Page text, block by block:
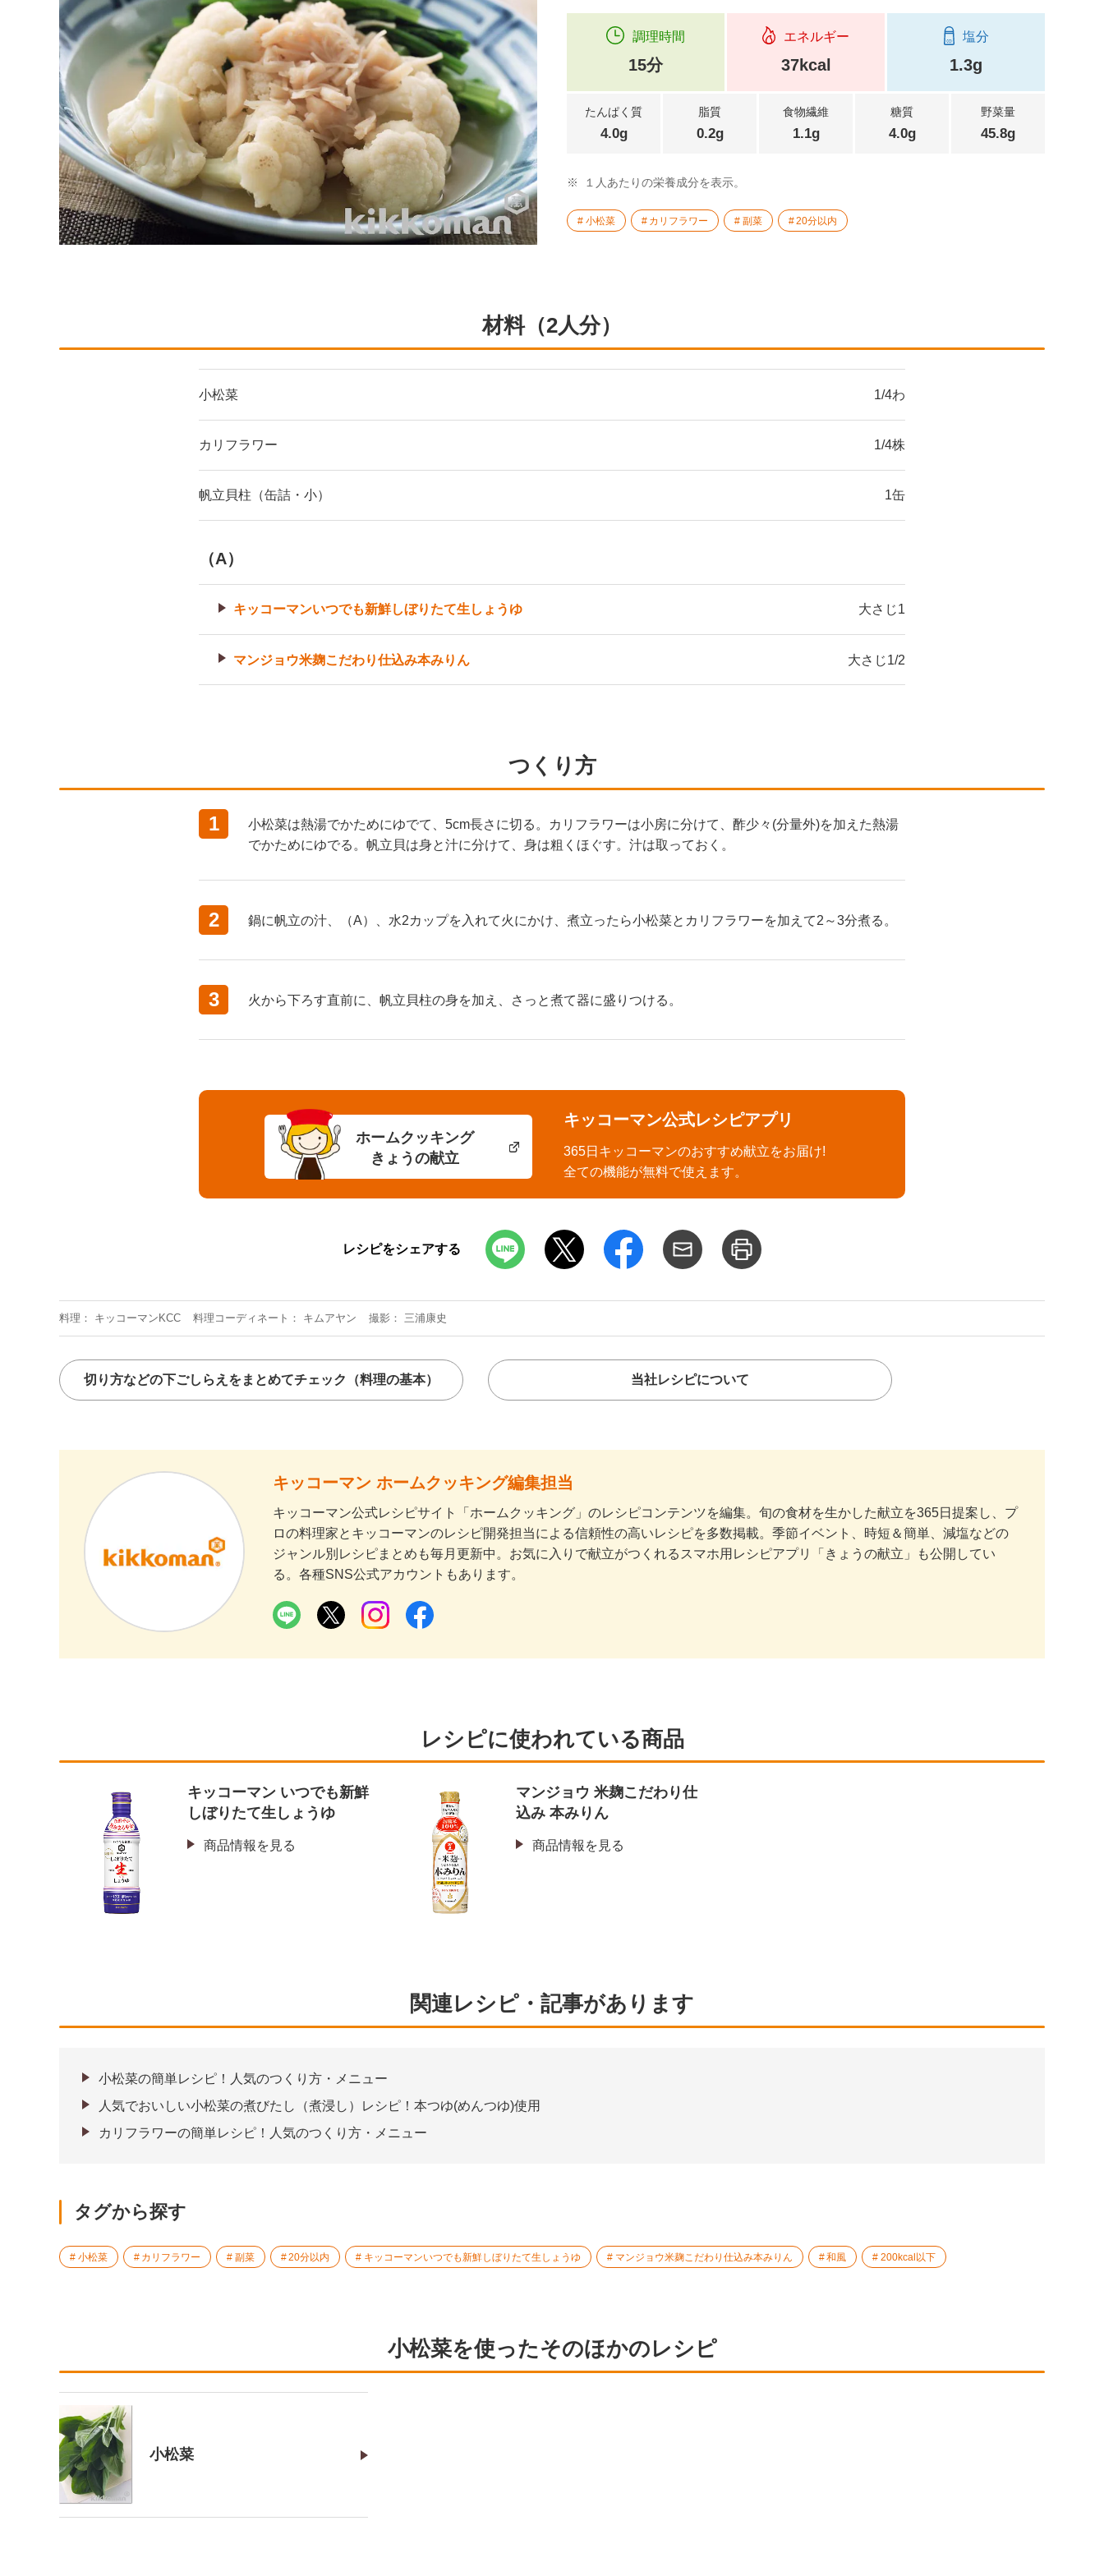
調理時間
15分
エネルギー
37kcal
塩分
1.3g
たんぱく質
4.0g
脂質
0.2g
食物繊維
1.1g
糖質
4.0g
野菜量
45.8g
※ １人あたりの栄養成分を表示。
小松菜 カリフラワー 副菜 20分以内
材料（2人分）
小松菜 1/4わ
カリフラワー 1/4株
帆立貝柱（缶詰・小） 1缶
（A）
キッコーマンいつでも新鮮しぼりたて生しょうゆ 大さじ1
マンジョウ米麹こだわり仕込み本みりん 大さじ1/2
つくり方
1
小松菜は熱湯でかためにゆでて、5cm長さに切る。カリフラワーは小房に分けて、酢少々(分量外)を加えた熱湯
でかためにゆでる。帆立貝は身と汁に分けて、身は粗くほぐす。汁は取っておく。
2 鍋に帆立の汁、（A）、水2カップを入れて火にかけ、煮立ったら小松菜とカリフラワーを加えて2～3分煮る。
3 火から下ろす直前に、帆立貝柱の身を加え、さっと煮て器に盛りつける。
ホームクッキング
きょうの献立
キッコーマン公式レシピアプリ
365日キッコーマンのおすすめ献立をお届け!
全ての機能が無料で使えます。
レシピをシェアする
料理 キッコーマンKCC 料理コーディネート キムアヤン 撮影 三浦康史
切り方などの下ごしらえをまとめてチェック （料理の基本） 当社レシピについて
キッコーマン ホームクッキング編集担当
キッコーマン公式レシピサイト「ホームクッキング」のレシピコンテンツを編集。旬の食材を生かした献立を365日提案し、プ
ロの料理家とキッコーマンのレシピ開発担当による信頼性の高いレシピを多数掲載。季節イベント、時短＆簡単、減塩などの
ジャンル別レシピまとめも毎月更新中。お気に入りで献立がつくれるスマホ用レシピアプリ「きょうの献立」も公開してい
る。各種SNS公式アカウントもあります。
レシピに使われている商品
キッコーマン いつでも新鮮
しぼりたて生しょうゆ
商品情報を見る
マンジョウ 米麹こだわり仕
込み 本みりん
商品情報を見る
関連レシピ・記事があります
小松菜の簡単レシピ！人気のつくり方・メニュー
人気でおいしい小松菜の煮びたし（煮浸し）レシピ！本つゆ(めんつゆ)使用
カリフラワーの簡単レシピ！人気のつくり方・メニュー
タグから探す
小松菜 カリフラワー 副菜 20分以内 キッコーマンいつでも新鮮しぼりたて生しょうゆ マンジョウ米麹こだわり仕込み本みりん 和風 200kcal以下
小松菜を使ったそのほかのレシピ
小松菜